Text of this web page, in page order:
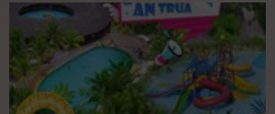
nghiệm một ngày lên rừng xuống biển trọn vẹn
bạn nhé!